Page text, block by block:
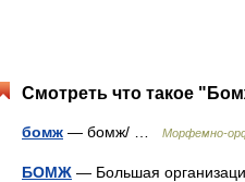
Смотреть что такое
бомж — бомж/ … Морфемно-
БОМЖ — Большая